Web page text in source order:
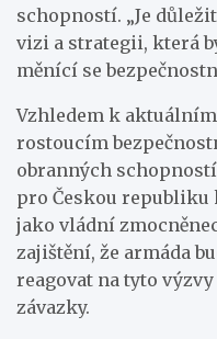
schopností. „Je
vizi a strategii, která
měnící se
Vzhledem k
rostoucím
obranných
pro Českou republiku
jako vládní
zajištění, že armáda
reagovat na tyto
závazky.